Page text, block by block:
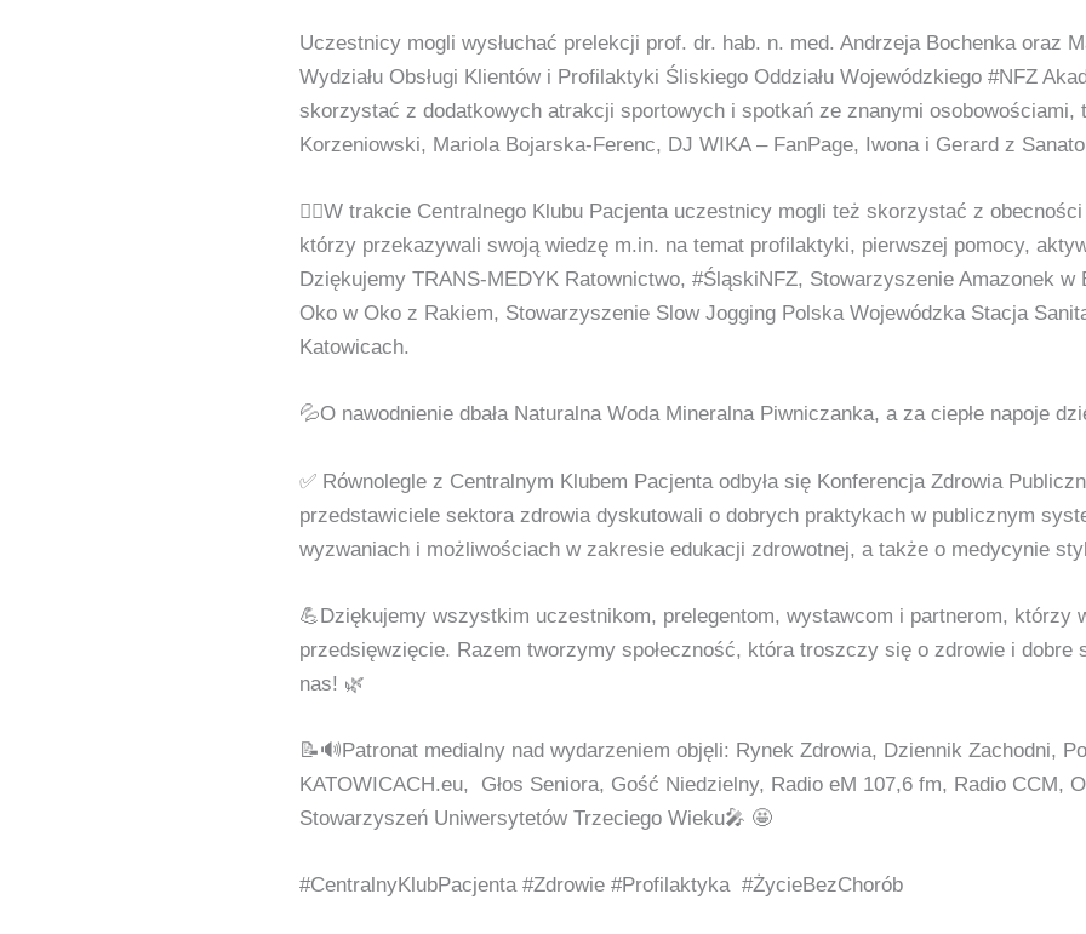
Uczestnicy mogli wysłuchać prelekcji prof. dr. hab. n. med. Andrzeja Bochenka oraz
Wydziału Obsługi Klientów i Profilaktyki Śliskiego Oddziału Wojewódzkiego #NFZ
skorzystać z dodatkowych atrakcji sportowych i spotkań ze znanymi osobowościami,
Korzeniowski, Mariola Bojarska-Ferenc, DJ WIKA – FanPage, Iwona i Gerard z
🏃‍♀️W trakcie Centralnego Klubu Pacjenta uczestnicy mogli też skorzystać z
którzy przekazywali swoją wiedzę m.in. na temat profilaktyki, pierwszej pomocy,
Dziękujemy TRANS-MEDYK Ratownictwo, #ŚląskiNFZ, Stowarzyszenie Amazonek
Oko w Oko z Rakiem, Stowarzyszenie Slow Jogging Polska Wojewódzka Stacja
Katowicach.
💦O nawodnienie dbała Naturalna Woda Mineralna Piwniczanka, a za ciepłe napoje
✅ Równolegle z Centralnym Klubem Pacjenta odbyła się Konferencja Zdrowia
przedstawiciele sektora zdrowia dyskutowali o dobrych praktykach w publicznym
wyzwaniach i możliwościach w zakresie edukacji zdrowotnej, a także o medycynie
💪Dziękujemy wszystkim uczestnikom, prelegentom, wystawcom i partnerom, którzy
przedsięwzięcie. Razem tworzymy społeczność, która troszczy się o zdrowie i dobre
nas! 🌿
📝🔊Patronat medialny nad wydarzeniem objęli: Rynek Zdrowia, Dziennik Zachodni,
KATOWICACH.eu, Głos Seniora, Gość Niedzielny, Radio eM 107,6 fm, Radio CCM,
Stowarzyszeń Uniwersytetów Trzeciego Wieku🎤 🤩
#CentralnyKlubPacjenta #Zdrowie #Profilaktyka #ŻycieBezChorób